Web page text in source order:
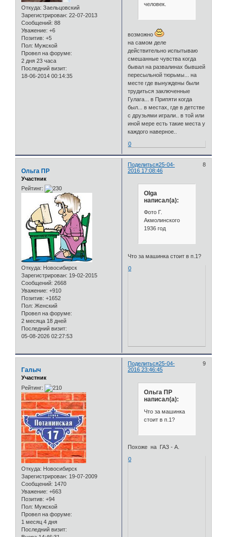
Откуда: Заельцовский
Зарегистрирован: 22-07-2013
Сообщений: 88
Уважение: +6
Позитив: +5
Пол: Мужской
Провел на форуме:
2 дня 23 часа
Последний визит:
18-06-2014 00:14:35
человек.
возможно
на самом деле
действительно испытываю
смешанные чувства когда
бывал на развалинах бывшей
пересыльной тюрьмы... на
месте где вынуждены были
трудиться заключенные
Гулага... в Припяти когда
был... в местах, где в детстве
с друзьями играли.. в той или
иной мере есть такие места у
каждого наверное..
0
Поделиться 8
25-04-
2016 17:08:46
Ольга ПР
Участник
Рейтинг:
Откуда: Новосибирск
Зарегистрирован: 19-02-2015
Сообщений: 2668
Уважение: +910
Позитив: +1652
Пол: Женский
Провел на форуме:
2 месяца 18 дней
Последний визит:
05-08-2026 02:27:53
Olga
написал(а):
Фото Г.
Акмолинского
1936 год
Что за машинка стоит в п.1?
0
Поделиться 9
25-04-
2016 23:46:45
Галыч
Участник
Рейтинг:
Откуда: Новосибирск
Зарегистрирован: 19-07-2009
Сообщений: 1470
Уважение: +663
Позитив: +94
Пол: Мужской
Провел на форуме:
1 месяц 4 дня
Последний визит:
Ольга ПР
написал(а):
Что за машинка
стоит в п.1?
Похоже на ГАЗ - А.
0